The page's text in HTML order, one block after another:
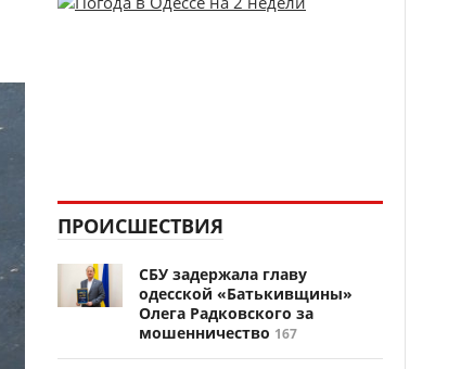
ПРОИСШЕСТВИЯ
СБУ задержала главу
одесской «Батькивщины»
Олега Радковского за
мошенничество 167